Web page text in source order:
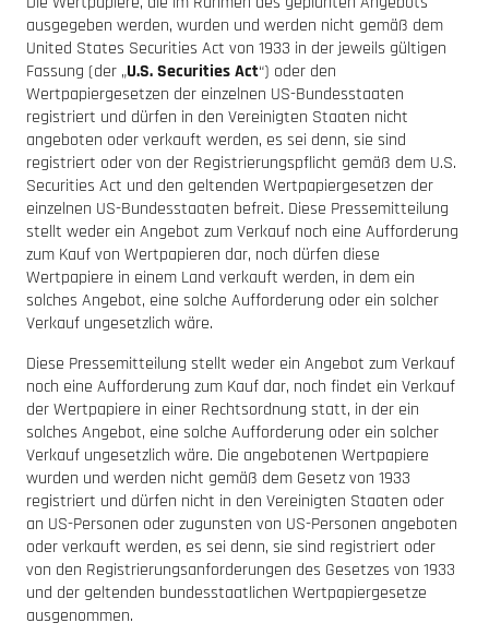
ausgegeben werden, wurden und werden nicht gemäß dem
United States Securities Act von 1933 in der jeweils gültigen
Fassung (der „U.S. Securities Act“) oder den
Wertpapiergesetzen der einzelnen US-Bundesstaaten
registriert und dürfen in den Vereinigten Staaten nicht
angeboten oder verkauft werden, es sei denn, sie sind
registriert oder von der Registrierungspflicht gemäß dem U.S.
Securities Act und den geltenden Wertpapiergesetzen der
einzelnen US-Bundesstaaten befreit. Diese Pressemitteilung
stellt weder ein Angebot zum Verkauf noch eine Aufforderung
zum Kauf von Wertpapieren dar, noch dürfen diese
Wertpapiere in einem Land verkauft werden, in dem ein
solches Angebot, eine solche Aufforderung oder ein solcher
Verkauf ungesetzlich wäre.
Diese Pressemitteilung stellt weder ein Angebot zum Verkauf
noch eine Aufforderung zum Kauf dar, noch findet ein Verkauf
der Wertpapiere in einer Rechtsordnung statt, in der ein
solches Angebot, eine solche Aufforderung oder ein solcher
Verkauf ungesetzlich wäre. Die angebotenen Wertpapiere
wurden und werden nicht gemäß dem Gesetz von 1933
registriert und dürfen nicht in den Vereinigten Staaten oder
an US-Personen oder zugunsten von US-Personen angeboten
oder verkauft werden, es sei denn, sie sind registriert oder
von den Registrierungsanforderungen des Gesetzes von 1933
und der geltenden bundesstaatlichen Wertpapiergesetze
ausgenommen.